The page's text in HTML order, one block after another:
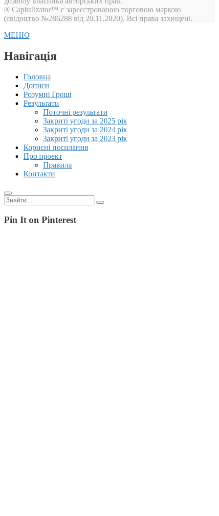
® Capitalizator™ є зареєстрованою торговою маркою
(свідоцтво №286288 від 20.11.2020). Всі права захищені.
МЕНЮ
Навігація
Головна
Дописи
Розумні Гроші
Результати
Поточні результати
Закриті угоди за 2025 рік
Закриті угоди за 2024 рік
Закриті угоди за 2023 рік
Корисні посилання
Про проект
Правила
Контакти
Пошук:
Pin It on Pinterest